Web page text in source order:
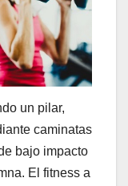
un pilar,
caminatas
bajo impacto
El fitness a